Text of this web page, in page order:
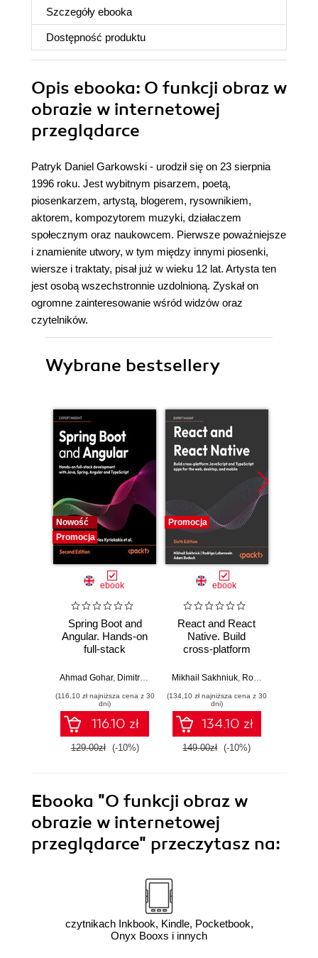
Szczegóły ebooka
Dostępność produktu
Opis ebooka: O funkcji obraz w
obrazie w internetowej
przeglądarce
Patryk Daniel Garkowski - urodził się on 23 sierpnia
1996 roku. Jest wybitnym pisarzem, poetą,
piosenkarzem, artystą, blogerem, rysownikiem,
aktorem, kompozytorem muzyki, działaczem
społecznym oraz naukowcem. Pierwsze poważniejsze
i znamienite utwory, w tym między innymi piosenki,
wiersze i traktaty, pisał już w wieku 12 lat. Artysta ten
jest osobą wszechstronnie uzdolnioną. Zyskał on
ogromne zainteresowanie wśród widzów oraz
czytelników.
Wybrane bestsellery
Nowość
Promocja
ebook
Spring Boot and
Angular. Hands-on
full-stack
Java, Spring,
TypeScript -
Second Edition
Ahmad Gohar, Dimitrios Kyriakakis
(116,10 zł najniższa cena z 30
dni)
116.10 zł
129.00zł (-10%)
Promocja
ebook
React and React
Native. Build
cross-platform
TypeScript apps for
Sixth Edition
Mikhail Sakhniuk, Rodrigo Lobenwein
(134,10 zł najniższa cena z 30
dni)
134.10 zł
149.00zł (-10%)
Ebooka "O funkcji obraz w
obrazie w internetowej
przeglądarce" przeczytasz na:
czytnikach Inkbook, Kindle, Pocketbook,
Onyx Booxs i innych